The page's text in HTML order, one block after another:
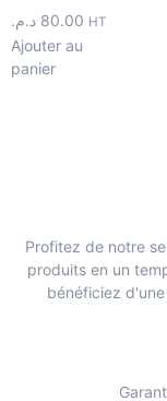
Profitez de notre
produits en un
bénéficiez
80.00 د.م. HT
Ajouter au
panier